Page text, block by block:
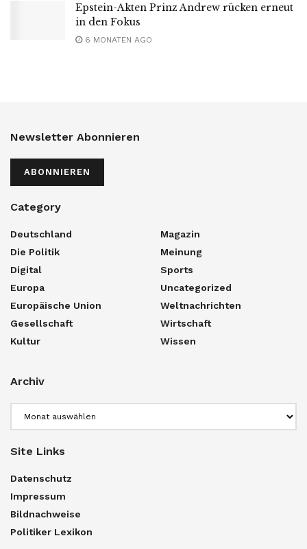
Epstein-Akten Prinz Andrew rücken erneut
in den Fokus
6 MONATEN AGO
Newsletter Abonnieren
ABONNIEREN
Category
Deutschland
Die Politik
Digital
Europa
Europäische Union
Gesellschaft
Kultur
Magazin
Meinung
Sports
Uncategorized
Weltnachrichten
Wirtschaft
Wissen
Archiv
Site Links
Datenschutz
Impressum
Bildnachweise
Politiker Lexikon